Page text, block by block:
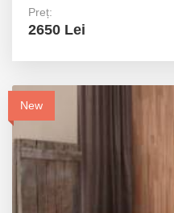
Preț:
2650 Lei
New